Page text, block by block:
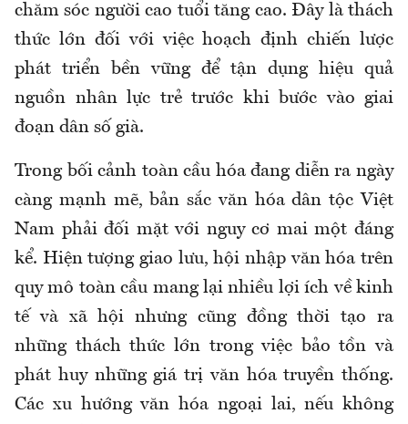
chăm sóc người cao tuổi tăng cao. Đây là thách
thức lớn đối với việc hoạch định chiến lược
phát triển bền vững để tận dụng hiệu quả
nguồn nhân lực trẻ trước khi bước vào giai
đoạn dân số già.
Trong bối cảnh toàn cầu hóa đang diễn ra ngày
càng mạnh mẽ, bản sắc văn hóa dân tộc Việt
Nam phải đối mặt với nguy cơ mai một đáng
kể. Hiện tượng giao lưu, hội nhập văn hóa trên
quy mô toàn cầu mang lại nhiều lợi ích về kinh
tế và xã hội nhưng cũng đồng thời tạo ra
những thách thức lớn trong việc bảo tồn và
phát huy những giá trị văn hóa truyền thống.
Các xu hướng văn hóa ngoại lai, nếu không